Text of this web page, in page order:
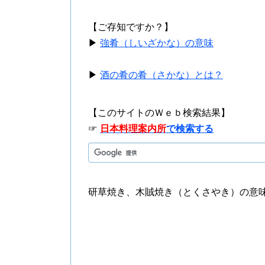
【ご存知ですか？】
▶ 強肴（しいざかな）の意味
▶ 酒の肴の肴（さかな）とは？
【このサイトのＷｅｂ検索結果】
☞ 日本料理案内所で検索する
研草焼き、木賊焼き（とくさやき）の意